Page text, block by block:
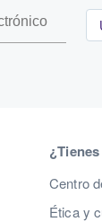
Centro
Ética y